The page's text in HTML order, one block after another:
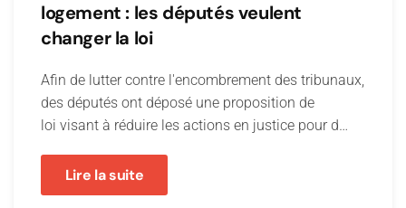
logement : les députés veulent
changer la loi
Afin de lutter contre l'encombrement des tribunaux,
des députés ont déposé une proposition de
loi visant à réduire les actions en justice pour d…
Lire la suite